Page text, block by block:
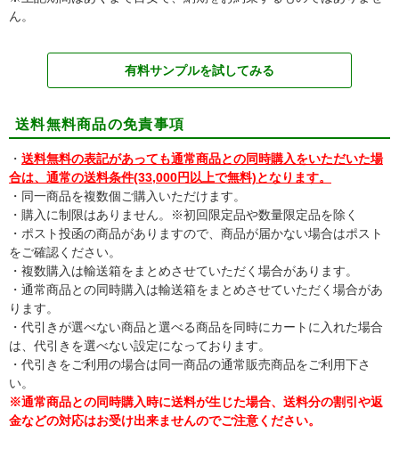
ん。
有料サンプルを試してみる
送料無料商品の免責事項
・ 送料無料の表記があっても通常商品との同時購入をいただいた場
合は、通常の送料条件(33,000円以上で無料)となります。
・同一商品を複数個ご購入いただけます。
・購入に制限はありません。※初回限定品や数量限定品を除く
・ポスト投函の商品がありますので、商品が届かない場合はポスト
をご確認ください。
・複数購入は輸送箱をまとめさせていただく場合があります。
・通常商品との同時購入は輸送箱をまとめさせていただく場合があ
ります。
・代引きが選べない商品と選べる商品を同時にカートに入れた場合
は、代引きを選べない設定になっております。
・代引きをご利用の場合は同一商品の通常販売商品をご利用下さ
い。
※通常商品との同時購入時に送料が生じた場合、送料分の割引や返
金などの対応はお受け出来ませんのでご注意ください。